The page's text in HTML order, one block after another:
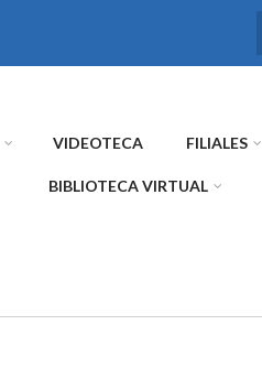
VIDEOTECA FILIALES
BIBLIOTECA VIRTUAL